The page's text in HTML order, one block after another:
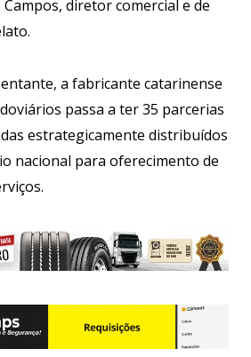
Campos, diretor comercial e de
a fabricante catarinense
passa a ter 35 parcerias
estrategicamente distribuídos
nacional para oferecimento de